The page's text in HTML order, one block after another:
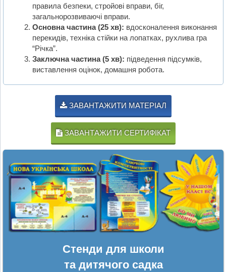
правила безпеки, стройові вправи, біг,
загальнорозвиваючі вправи.
Основна частина (25 хв): вдосконалення виконання
перекидів, техніка стійки на лопатках, рухлива гра
“Річка”.
Заключна частина (5 хв): підведення підсумків,
виставлення оцінок, домашня робота.
ЗАВАНТАЖИТИ МАТЕРІАЛ
ЗАВАНТАЖИТИ СЕРТИФІКАТ
Стенди для школи
та дитячого садка